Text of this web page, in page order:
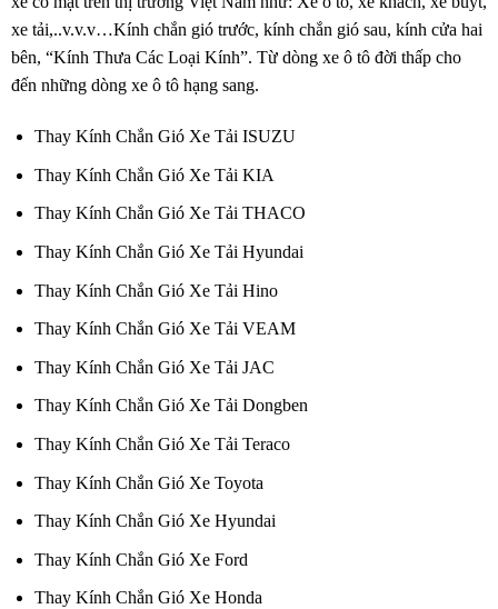
xe tải,..v.v.v…Kính chắn gió trước, kính chắn gió sau, kính cửa hai
bên, “Kính Thưa Các Loại Kính”. Từ dòng xe ô tô đời thấp cho
đến những dòng xe ô tô hạng sang.
Thay Kính Chắn Gió Xe Tải ISUZU
Thay Kính Chắn Gió Xe Tải KIA
Thay Kính Chắn Gió Xe Tải THACO
Thay Kính Chắn Gió Xe Tải Hyundai
Thay Kính Chắn Gió Xe Tải Hino
Thay Kính Chắn Gió Xe Tải VEAM
Thay Kính Chắn Gió Xe Tải JAC
Thay Kính Chắn Gió Xe Tải Dongben
Thay Kính Chắn Gió Xe Tải Teraco
Thay Kính Chắn Gió Xe Toyota
Thay Kính Chắn Gió Xe Hyundai
Thay Kính Chắn Gió Xe Ford
Thay Kính Chắn Gió Xe Honda